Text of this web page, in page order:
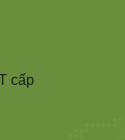
cấp